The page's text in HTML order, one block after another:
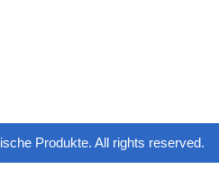
Produkte. All rights reserved.